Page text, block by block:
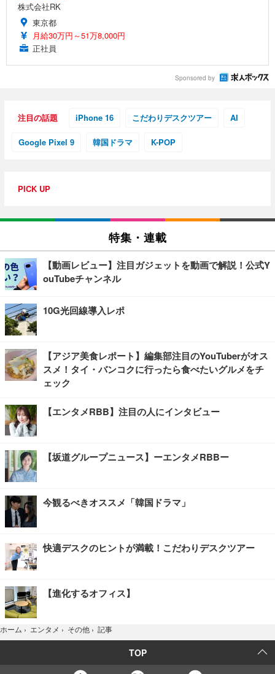
株式会社RK
東京都
月給30万円～51万8,000円
正社員
Sponsored by
注目の話題 iPhone 16 こだわりデスクツアー AI
Google Pixel 9 韓国ドラマ K-POP
PICK UP
特集・連載
【動画レビュー】注目ガジェットを動画で解説！公式Y
ouTubeチャンネル
10G光回線導入レポ
【アジア美食レポート】編集部注目のYouTuberがオス
スメ！タイ・バンコクに行ったら食べたいグルメをチ
ェック
【エンタメRBB】注目の人にインタビュー
【坂道グループニュース】ーエンタメRBBー
今観るべきオススメ「韓国ドラマ」
快適デスクのヒントが満載！こだわりデスクツアー
【進化するオフィス】
ホーム › エンタメ › その他 › 記事
TOP